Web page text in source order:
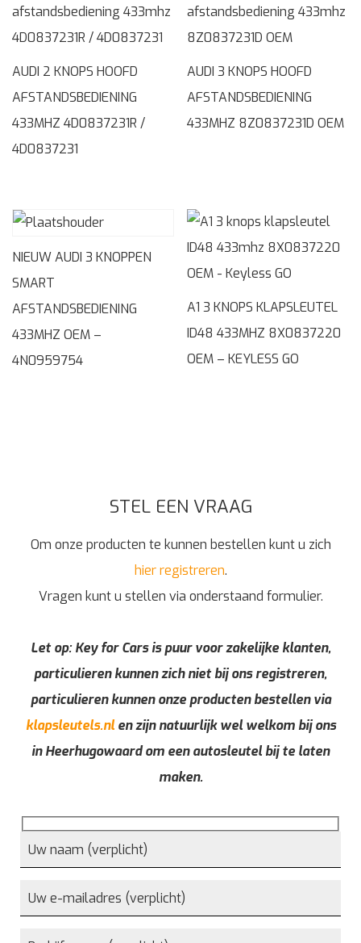
AUDI 2 KNOPS HOOFD
AFSTANDSBEDIENING
433MHZ 4D0837231R /
4D0837231
AUDI 3 KNOPS HOOFD
AFSTANDSBEDIENING
433MHZ 8Z0837231D OEM
NIEUW AUDI 3 KNOPPEN
SMART
AFSTANDSBEDIENING
433MHZ OEM –
4N0959754
A1 3 KNOPS KLAPSLEUTEL
ID48 433MHZ 8X0837220
OEM – KEYLESS GO
STEL EEN VRAAG
Om onze producten te kunnen bestellen kunt u zich
hier registreren.
Vragen kunt u stellen via onderstaand formulier.
Let op: Key for Cars is puur voor zakelijke klanten,
particulieren kunnen zich niet bij ons registreren,
particulieren kunnen onze producten bestellen via
klapsleutels.nlen zijn natuurlijk wel welkom bij ons
in Heerhugowaard om een autosleutel bij te laten
maken.